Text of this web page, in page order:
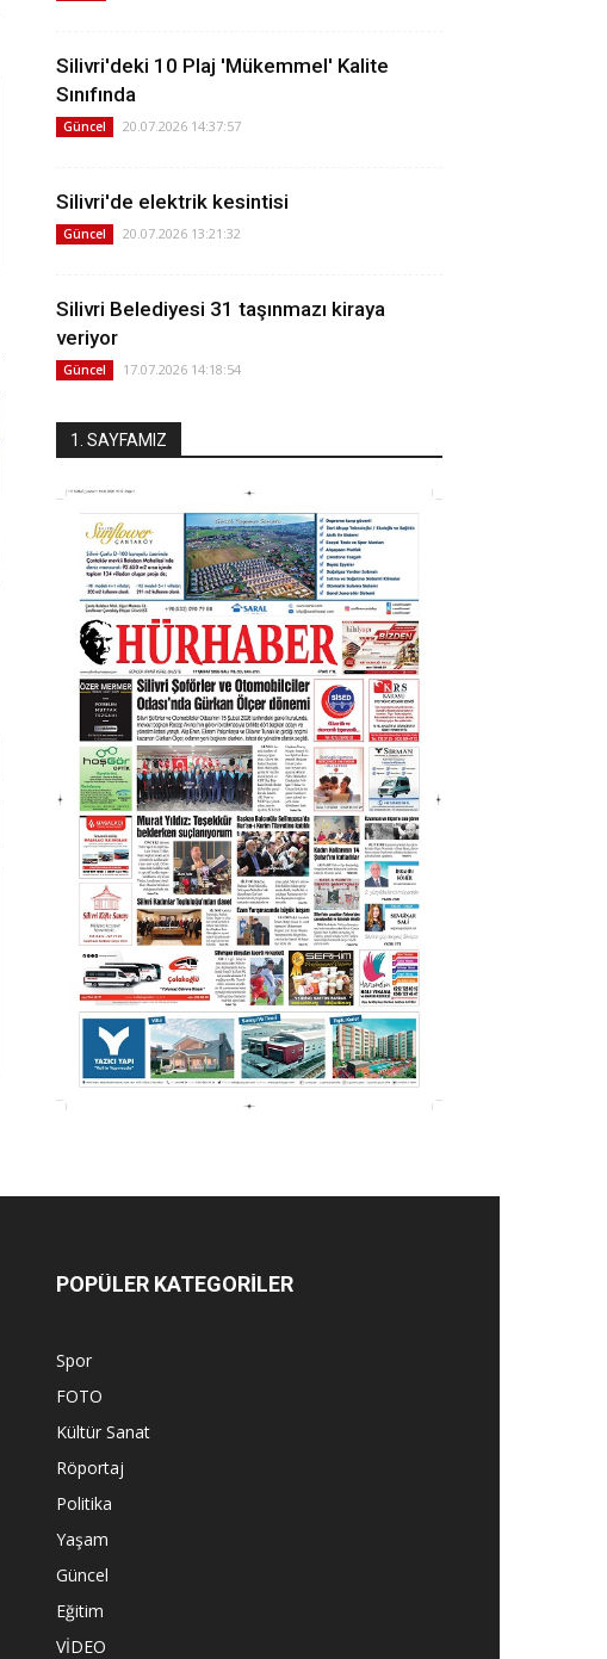
Silivri'deki 10 Plaj 'Mükemmel' Kalite
Sınıfında
Güncel 20.07.2026 14:37:57
Silivri'de elektrik kesintisi
Güncel 20.07.2026 13:21:32
Silivri Belediyesi 31 taşınmazı kiraya
veriyor
Güncel 17.07.2026 14:18:54
1. SAYFAMIZ
POPÜLER KATEGORİLER
Spor
FOTO
Kültür Sanat
Röportaj
Politika
Yaşam
Güncel
Eğitim
VİDEO